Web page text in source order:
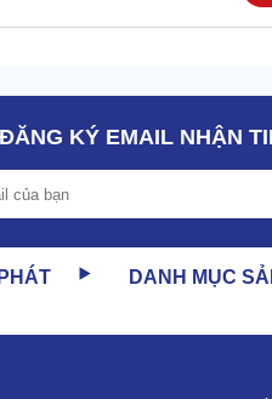
ĐĂNG KÝ EMAIL NHẬN
DANH MỤC